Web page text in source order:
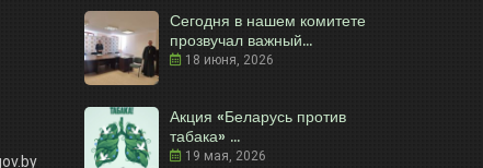
Сегодня в нашем комитете
прозвучал важный...
18 июня, 2026
Акция «Беларусь против
табака» ...
19 мая, 2026